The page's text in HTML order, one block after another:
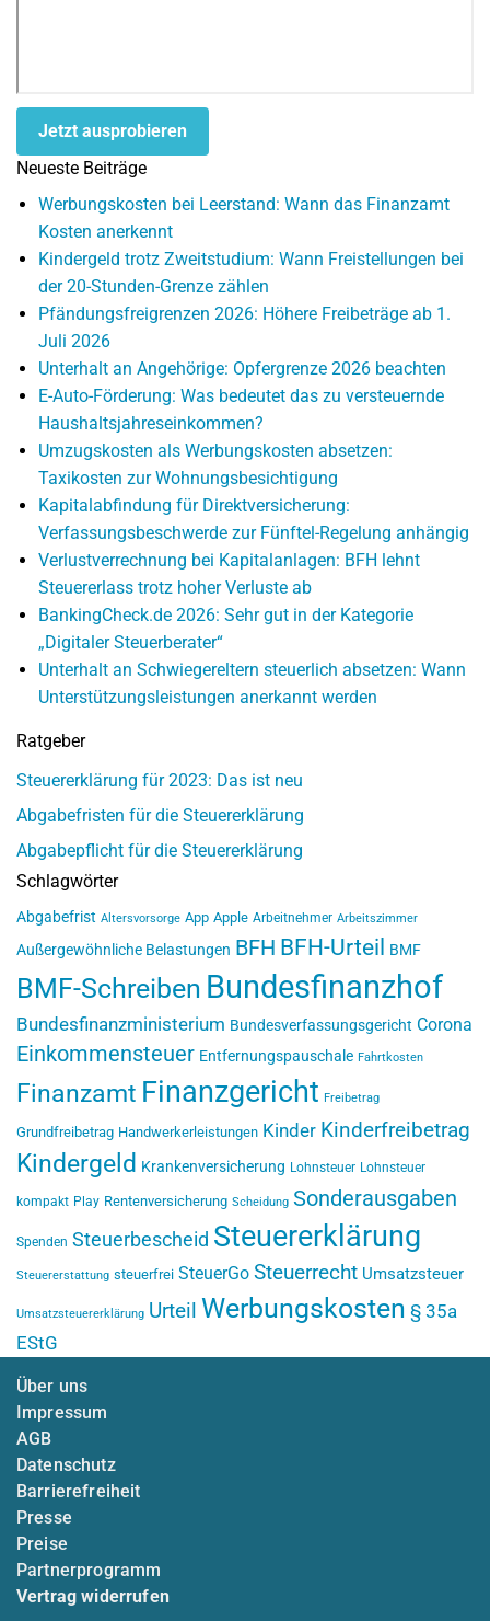
Jetzt ausprobieren
Neueste Beiträge
Werbungskosten bei Leerstand: Wann das Finanzamt
Kosten anerkennt
Kindergeld trotz Zweitstudium: Wann Freistellungen bei
der 20-Stunden-Grenze zählen
Pfändungsfreigrenzen 2026: Höhere Freibeträge ab 1.
Juli 2026
Unterhalt an Angehörige: Opfergrenze 2026 beachten
E-Auto-Förderung: Was bedeutet das zu versteuernde
Haushaltsjahreseinkommen?
Umzugskosten als Werbungskosten absetzen:
Taxikosten zur Wohnungsbesichtigung
Kapitalabfindung für Direktversicherung:
Verfassungsbeschwerde zur Fünftel-Regelung anhängig
Verlustverrechnung bei Kapitalanlagen: BFH lehnt
Steuererlass trotz hoher Verluste ab
BankingCheck.de 2026: Sehr gut in der Kategorie
„Digitaler Steuerberater“
Unterhalt an Schwiegereltern steuerlich absetzen: Wann
Unterstützungsleistungen anerkannt werden
Ratgeber
Steuererklärung für 2023: Das ist neu
Abgabefristen für die Steuererklärung
Abgabepflicht für die Steuererklärung
Schlagwörter
Abgabefrist Altersvorsorge App Apple Arbeitnehmer Arbeitszimmer
Außergewöhnliche Belastungen BFH BFH-Urteil BMF
BMF-Schreiben Bundesfinanzhof
Bundesfinanzministerium Bundesverfassungsgericht Corona
Einkommensteuer Entfernungspauschale Fahrtkosten
Finanzamt Finanzgericht Freibetrag
Grundfreibetrag Handwerkerleistungen Kinder Kinderfreibetrag
Kindergeld Krankenversicherung Lohnsteuer Lohnsteuer
kompakt Play Rentenversicherung Scheidung Sonderausgaben
Spenden Steuerbescheid Steuererklärung
Steuererstattung steuerfrei SteuerGo Steuerrecht Umsatzsteuer
Umsatzsteuererklärung Urteil Werbungskosten § 35a
EStG
Über uns
Impressum
AGB
Datenschutz
Barrierefreiheit
Presse
Preise
Partnerprogramm
Vertrag widerrufen